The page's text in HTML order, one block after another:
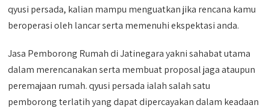
qyusi persada, kalian mampu menguatkan jika rencana kamu
beroperasi oleh lancar serta memenuhi ekspektasi anda.
Jasa Pemborong Rumah di Jatinegara yakni sahabat utama
dalam merencanakan serta membuat proposal jaga ataupun
peremajaan rumah. qyusi persada ialah salah satu
pemborong terlatih yang dapat dipercayakan dalam keadaan